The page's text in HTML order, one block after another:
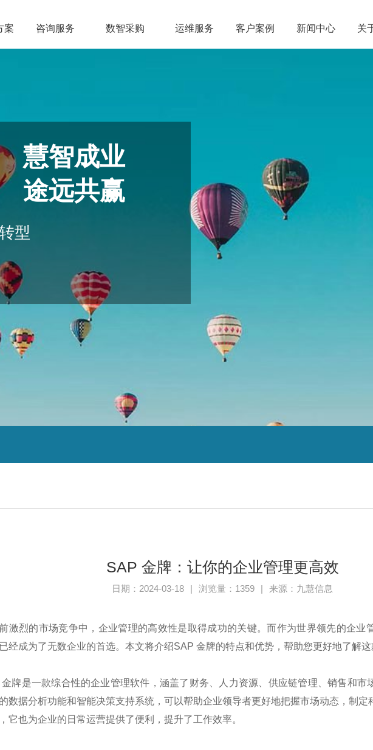
案 咨询服务 数智采购 运维服务 客户案例 新闻中心 关
慧智成业
途远共赢
型
SAP 金牌：让你的企业管理更高效
日期：2024-03-18 | 浏览量：1359 | 来源：九慧信息
激烈的市场竞争中，企业管理的高效性是取得成功的关键。而作为世界领先的企业
经成为了无数企业的首选。本文将介绍SAP 金牌的特点和优势，帮助您更好地了解这
金牌是一款综合性的企业管理软件，涵盖了财务、人力资源、供应链管理、销售和市
数据分析功能和智能决策支持系统，可以帮助企业领导者更好地把握市场动态，制定
它也为企业的日常运营提供了便利，提升了工作效率。